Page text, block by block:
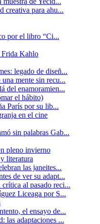
creativa para ahu...
por el libro “Ci...
Frida Kahlo
legado de diseñ...
mente sin recu...
del enamoramien...
el hábito)
París por su lib...
en el cine
sin palabras Gab...
pleno invierno
literatura
las janeites...
de ver su adapt...
al pasado reci...
Liceaga por S...
el ensayo de...
las adaptaciones ...